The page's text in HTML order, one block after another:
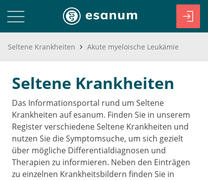
Seltene Krankheiten Akute myeloische Leukämie
Seltene Krankheiten
Das Informationsportal rund um Seltene
Krankheiten auf esanum. Finden Sie in unserem
Register verschiedene Seltene Krankheiten und
nutzen Sie die Symptomsuche, um sich gezielt
über mögliche Differentialdiagnosen und
Therapien zu informieren. Neben den Einträgen
zu einzelnen Krankheitsbildern finden Sie in